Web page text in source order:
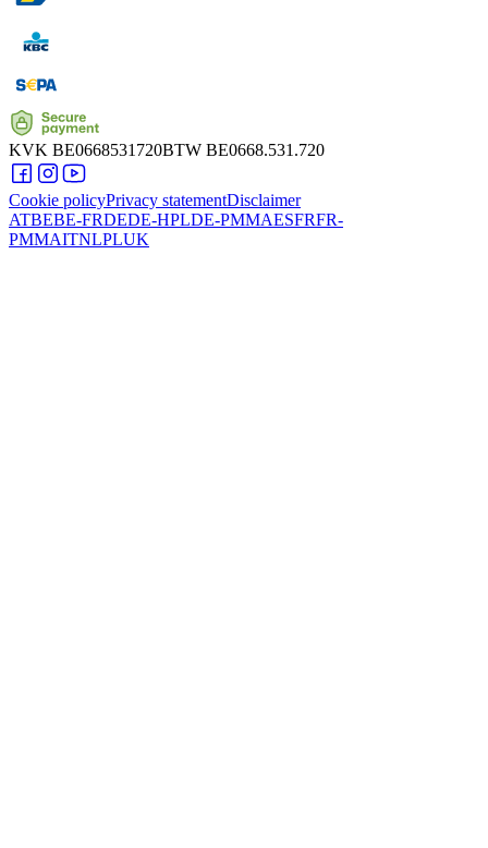
KVK BE0668531720BTW BE0668.531.720
Cookie policyPrivacy statementDisclaimer
ATBEBE-FRDEDE-HPLDE-PMMAESFRFR-
PMMAITNLPLUK